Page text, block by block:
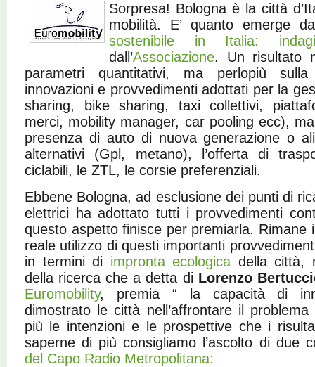
Sorpresa! Bologna è la città
mobilità. E’ quanto emerge
sostenibile in Italia:
dall’Associazione. Un risultato
parametri quantitativi, ma perlopiù sulla
innovazioni e provvedimenti adottati per la
sharing, bike sharing, taxi collettivi,
merci, mobility manager, car pooling ecc),
presenza di auto di nuova generazione o
alternativi (Gpl, metano), l’offerta di
ciclabili, le ZTL, le corsie preferenziali.
Ebbene Bologna, ad esclusione dei punti di
elettrici ha adottato tutti i provvedimenti
questo aspetto finisce per premiarla. Rimane
reale utilizzo di questi importanti
in termini di impronta ecologica della città,
della ricerca che a detta di Lorenzo
Euromobility, premia “ la capacità di
dimostrato le città nell’affrontare il
più le intenzioni e le prospettive che i
saperne di più consigliamo l’ascolto di due
del Capo Radio Metropolitana: